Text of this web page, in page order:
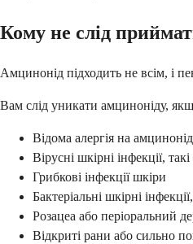
Кому не слід
Амцинонід підходить не всім, і
Вам слід уникати амциноніду,
Відома алергія на
Вірусні шкірні інфекції,
Грибкові інфекції шкіри
Бактеріальні шкірні
Розацеа або періоральний
Відкриті рани або сильно